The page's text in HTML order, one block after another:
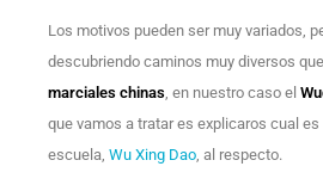
Los motivos pueden ser muy variados,
descubriendo caminos muy diversos
marciales chinas, en nuestro caso el
que vamos a tratar es explicaros cual
escuela, Wu Xing Dao, al respecto.